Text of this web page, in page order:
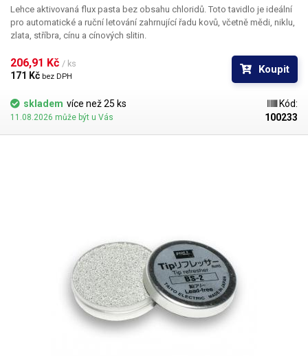
Lehce aktivovaná flux pasta bez obsahu chloridů. Toto tavidlo je ideální
pro automatické a ruční letování zahrnující řadu kovů, včetně mědi, niklu,
206,91 Kč / ks
171 Kč bez DPH
Koupit
skladem více než 25 ks
11.08.2026 může být u Vás
Kód:
100233